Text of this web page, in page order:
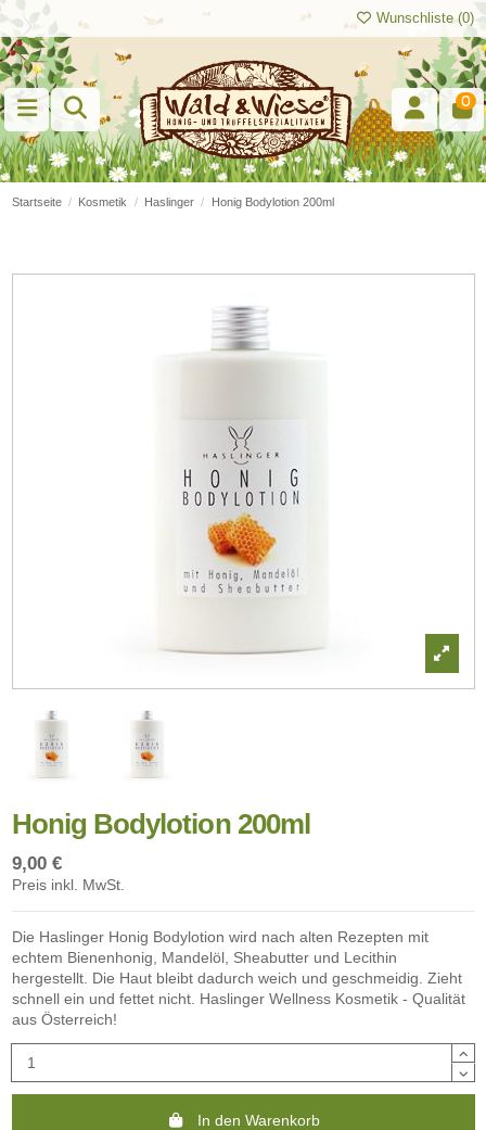
Wunschliste (0)
0
Startseite Kosmetik Haslinger Honig Bodylotion 200ml
Honig Bodylotion 200ml
9,00 €
Preis inkl. MwSt.
Die Haslinger Honig Bodylotion wird nach alten Rezepten mit
echtem Bienenhonig, Mandelöl, Sheabutter und Lecithin
hergestellt. Die Haut bleibt dadurch weich und geschmeidig. Zieht
schnell ein und fettet nicht. Haslinger Wellness Kosmetik - Qualität
aus Österreich!
In den Warenkorb